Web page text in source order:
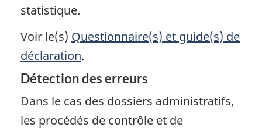
statistique.
Voir le(s) Questionnaire(s) et guide(s) de
déclaration.
Détection des erreurs
Dans le cas des dossiers administratifs,
les procédés de contrôle et de